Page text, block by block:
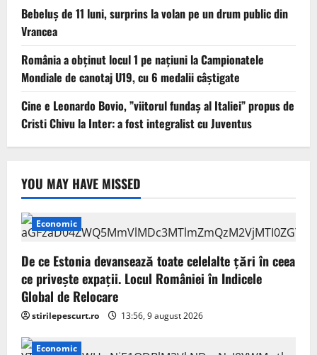
Bebeluș de 11 luni, surprins la volan pe un drum public din
Vrancea
România a obținut locul 1 pe naţiuni la Campionatele
Mondiale de canotaj U19, cu 6 medalii câștigate
Cine e Leonardo Bovio, ”viitorul fundaș al Italiei” propus de
Cristi Chivu la Inter: a fost integralist cu Juventus
YOU MAY HAVE MISSED
Economic
De ce Estonia devansează toate celelalte țări în ceea
ce privește expații. Locul României în Indicele
Global de Relocare
stirilepescurt.ro 13:56, 9 august 2026
Economic